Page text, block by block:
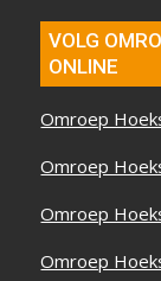
VOLG
ONLINE
Omroep
Omroep
Omroep
Omroep